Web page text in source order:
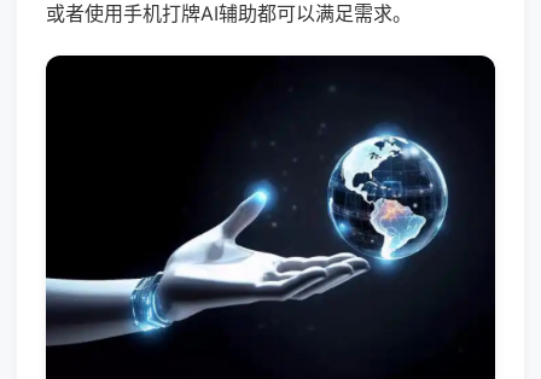
或者使用手机打牌AI辅助都可以满足需求。